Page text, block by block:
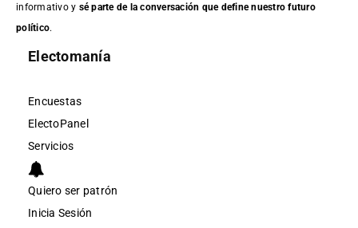
informativo y sé parte de la conversación que define nuestro futuro
político.
Electomanía
Encuestas
ElectoPanel
Servicios
Quiero ser patrón
Inicia Sesión